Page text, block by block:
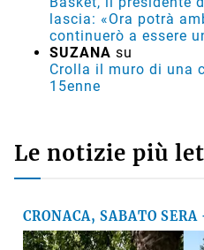
lascia: «Ora potrà
continuerò a essere
SUZANA su
Crolla il muro di una
15enne
Le notizie più
CRONACA, SABATO SERA